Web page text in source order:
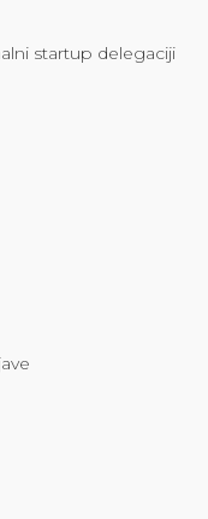
startup delegaciji